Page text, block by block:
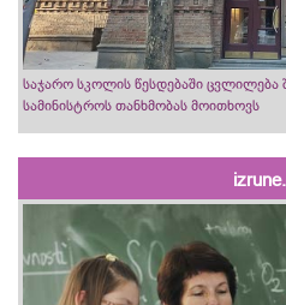
საჯარო სკოლის წესდებაში ცვლილება
სამინისტროს თანხმობას მოითხოვს